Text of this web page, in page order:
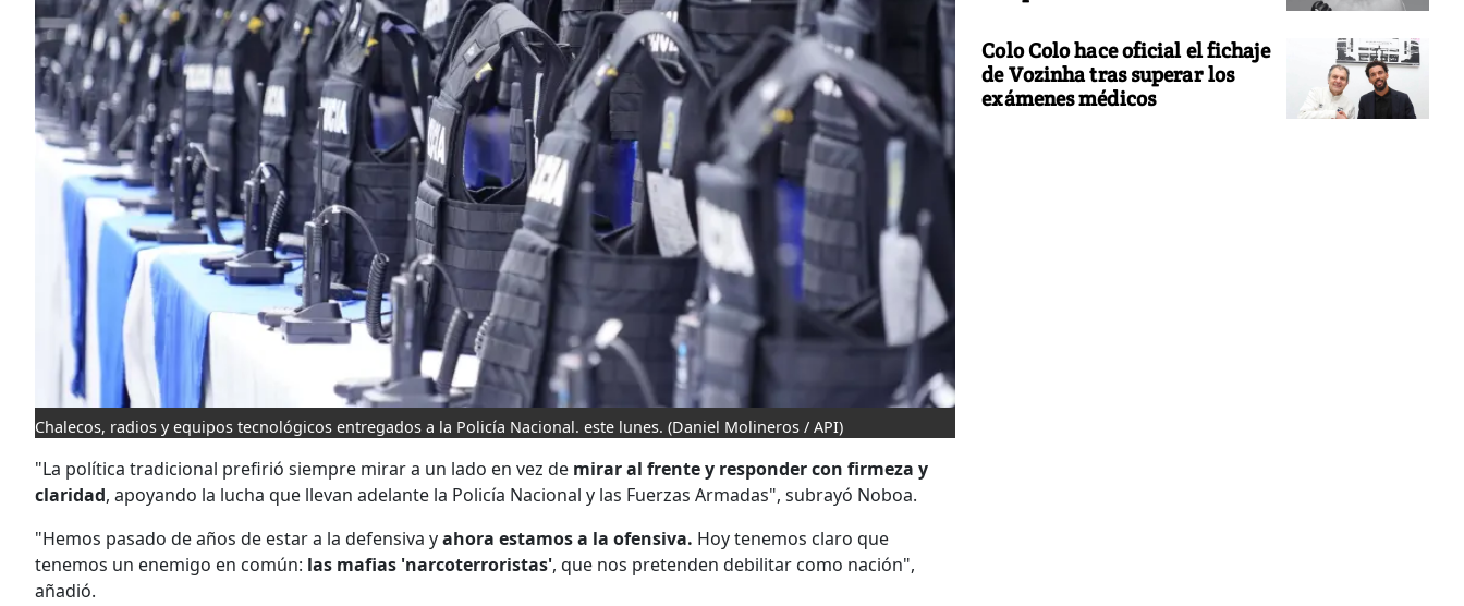
Chalecos, radios y equipos tecnológicos entregados a la Policí­a Nacional. este lunes. (Daniel Molineros / API)
"La política tradicional prefirió siempre mirar a un lado en vez de mirar al frente y responder con firmeza y
claridad, apoyando la lucha que llevan adelante la Policía Nacional y las Fuerzas Armadas", subrayó Noboa.
"Hemos pasado de años de estar a la defensiva yahora estamos a la ofensiva. Hoy tenemos claro que
tenemos un enemigo en común: las mafias 'narcoterroristas', que nos pretenden debilitar como nación",
añadió.
Colo Colo hace oficial el fichaje
de Vozinha tras superar los
exámenes médicos